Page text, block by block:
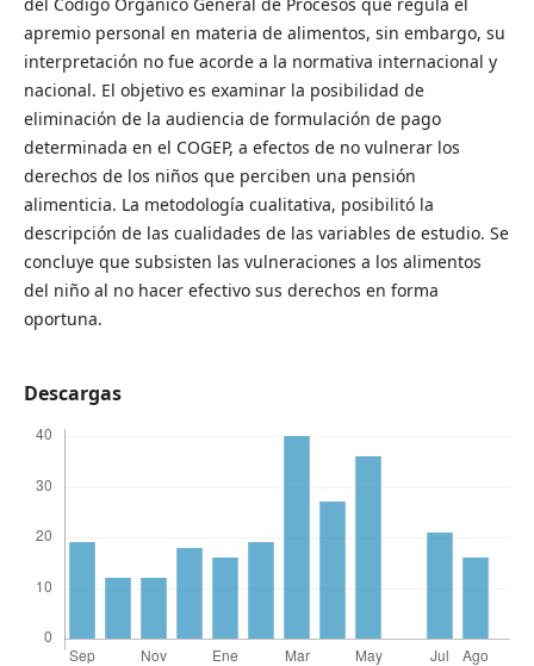
apremio personal en materia de alimentos, sin embargo, su
interpretación no fue acorde a la normativa internacional y
nacional. El objetivo es examinar la posibilidad de
eliminación de la audiencia de formulación de pago
determinada en el COGEP, a efectos de no vulnerar los
derechos de los niños que perciben una pensión
alimenticia. La metodología cualitativa, posibilitó la
descripción de las cualidades de las variables de estudio. Se
concluye que subsisten las vulneraciones a los alimentos
del niño al no hacer efectivo sus derechos en forma
oportuna.
Descargas